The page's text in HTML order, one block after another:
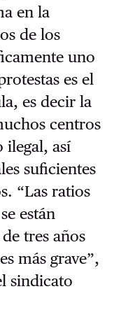
en la
de los
uno
es el
es decir la
centros
ilegal, así
suficientes
“Las ratios
están
tres años
más grave”,
sindicato